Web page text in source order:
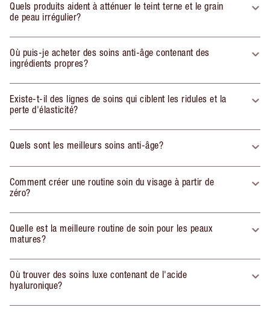
Quels produits aident à atténuer le teint terne et le grain
de peau irrégulier?
Où puis-je acheter des soins anti-âge contenant des
ingrédients propres?
Existe-t-il des lignes de soins qui ciblent les ridules et la
perte d'élasticité?
Quels sont les meilleurs soins anti-âge?
Comment créer une routine soin du visage à partir de
zéro?
Quelle est la meilleure routine de soin pour les peaux
matures?
Où trouver des soins luxe contenant de l'acide
hyaluronique?